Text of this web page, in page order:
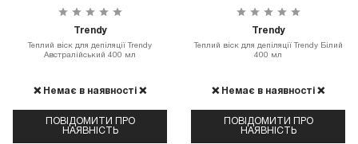
Trendy
Теплий віск для депіляції Trendy
Австралійський 400 мл
❌ Немає в наявності ❌
ПОВІДОМИТИ ПРО
НАЯВНІСТЬ
Trendy
Теплий віск для депіляції Trendy Білий
400 мл
❌ Немає в наявності ❌
ПОВІДОМИТИ ПРО
НАЯВНІСТЬ